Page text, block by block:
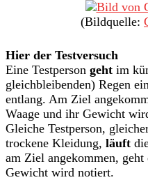
(Bildquelle:
Hier der Testversuch
Eine Testperson geht im
gleichbleibenden) Regen
entlang. Am Ziel
Waage und ihr Gewicht
Gleiche Testperson,
trockene Kleidung, läuft
am Ziel angekommen, geht
Gewicht wird notiert.